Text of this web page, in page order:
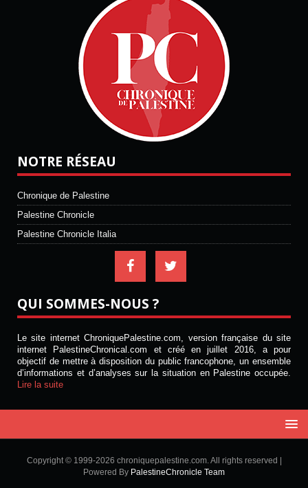
NOTRE RÉSEAU
Chronique de Palestine
Palestine Chronicle
Palestine Chronicle Italia
QUI SOMMES-NOUS ?
Le site internet ChroniquePalestine.com, version française du site
internet PalestineChronical.com et créé en juillet 2016, a pour
objectif de mettre à disposition du public francophone, un ensemble
d’informations et d’analyses sur la situation en Palestine occupée.
Lire la suite
Copyright © 1999-2026 chroniquepalestine.com. All rights reserved |
Powered By PalestineChronicle Team